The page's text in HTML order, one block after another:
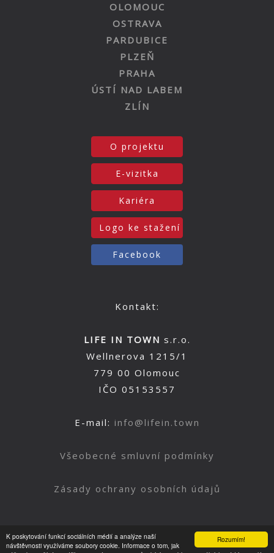
Rozumím!
K poskytování funkcí sociálních médií a analýze naší
návštěvnosti využíváme soubory cookie. Informace o tom, jak
OLOMOUC
OSTRAVA
PARDUBICE
PLZEŇ
PRAHA
ÚSTÍ NAD LABEM
ZLÍN
O projektu
E-vizitka
Kariéra
Logo ke stažení
Facebook
Kontakt:
LIFE IN TOWN s.r.o.
Wellnerova 1215/1
779 00 Olomouc
IČO 05153557
E-mail: info@lifein.town
Všeobecné smluvní podmínky
Zásady ochrany osobních údajů
Nahoru